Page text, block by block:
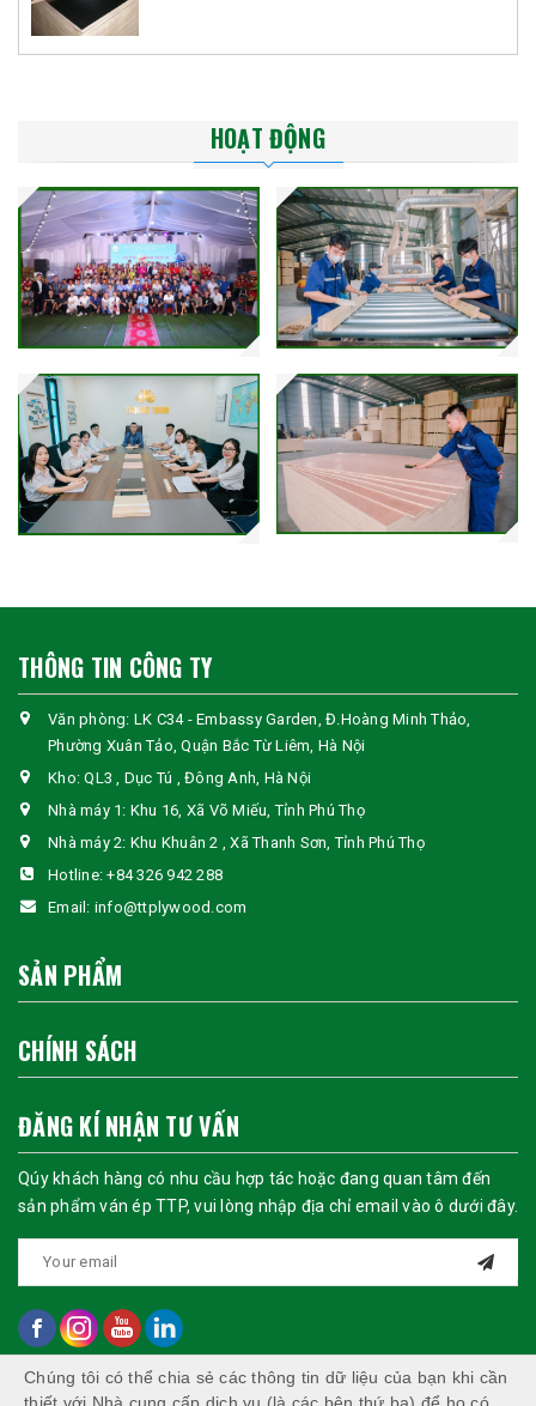
HOẠT ĐỘNG
THÔNG TIN CÔNG TY
Văn phòng: LK C34 - Embassy Garden, Đ.Hoàng Minh Thảo,
Phường Xuân Tảo, Quận Bắc Từ Liêm, Hà Nội
Kho: QL3 , Dục Tú , Đông Anh, Hà Nội
Nhà máy 1: Khu 16, Xã Võ Miếu, Tỉnh Phú Thọ
Nhà máy 2: Khu Khuân 2 , Xã Thanh Sơn, Tỉnh Phú Thọ
Hotline:+84 326 942 288
Email: info@ttplywood.com
SẢN PHẨM
CHÍNH SÁCH
ĐĂNG KÍ NHẬN TƯ VẤN
Qúy khách hàng có nhu cầu hợp tác hoặc đang quan tâm đến
sản phẩm ván ép TTP, vui lòng nhập địa chỉ email vào ô dưới đây.
Chúng tôi có thể chia sẻ các thông tin dữ liệu của bạn khi cần